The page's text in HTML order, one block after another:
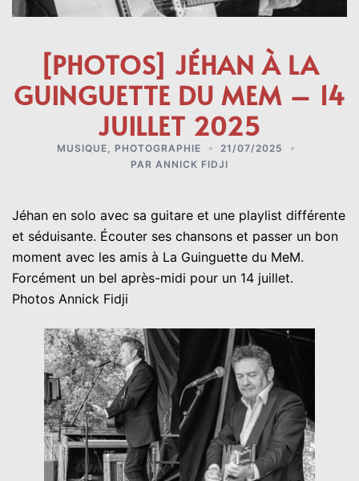
[PHOTOS] JÉHAN À LA
GUINGUETTE DU MEM – 14
JUILLET 2025
MUSIQUE PHOTOGRAPHIE
21/07/2025
PAR ANNICK FIDJI
Jéhan en solo avec sa guitare et une playlist différente
et séduisante. Écouter ses chansons et passer un bon
moment avec les amis à La Guinguette du MeM.
Forcément un bel après-midi pour un 14 juillet.
Photos Annick Fidji